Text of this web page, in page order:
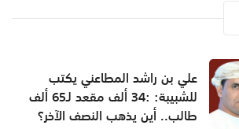
علي بن راشد المطاعني يكتب
للشبيبة: :34 ألف مقعد لـ65 ألف
طالب.. أين يذهب النصف الآخر؟